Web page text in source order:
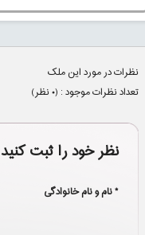
نظرات در مورد این ملک
تعداد نظرات موجود : (۰نظر)
نظر خود را ثبت کنید
* نام و نام خانوادگی